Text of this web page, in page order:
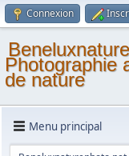
Connexion
Photographie
de nature
Menu principal